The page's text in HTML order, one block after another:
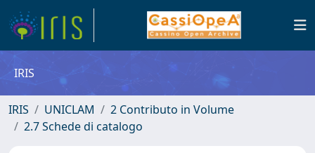
IRIS
IRIS UNICLAM
2 Contributo in Volume
2.7 Schede di catalogo